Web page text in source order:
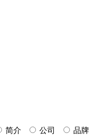
简介 公司
品牌